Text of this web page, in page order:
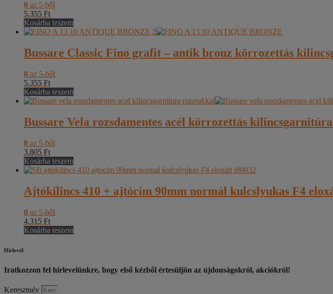
0 az 5-ből
5.355 Ft
Kosárba teszem
Bussare Classic Fino grafit – antik bronz körrozettás
0 az 5-ből
5.355 Ft
Kosárba teszem
Bussare Vela rozsdamentes acél körrozettás
0 az 5-ből
3.805 Ft
Kosárba teszem
Ajtókilincs 410 + ajtócím 90mm normál kulcslyukas F4
0 az 5-ből
4.315 Ft
Kosárba teszem
Hírlevél
Iratkozzon fel hírlevelünkre, hogy első kézből értesüljön az újdonságokról, akciókról!
Keresztnév